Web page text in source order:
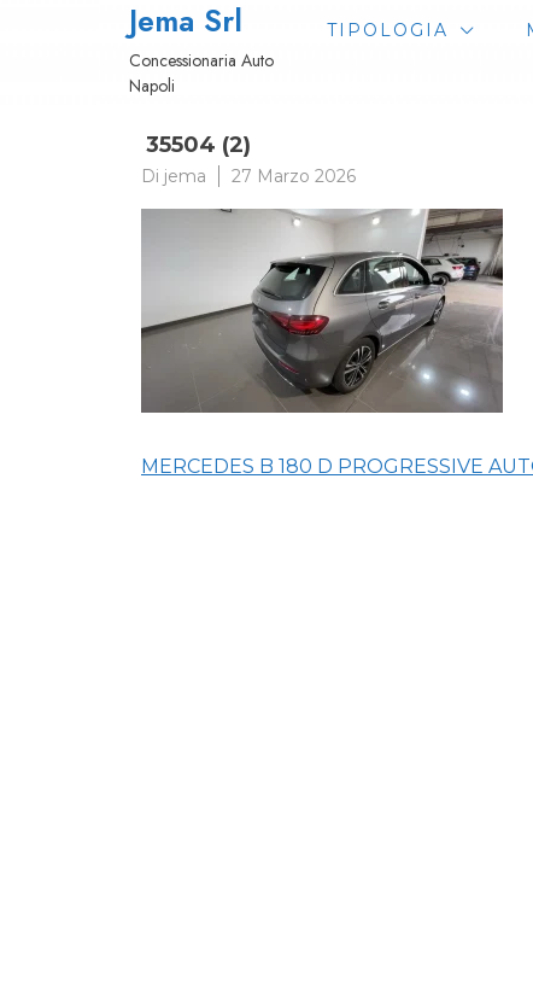
Jema Srl
Concessionaria Auto
Napoli
TIPOLOGIA
35504 (2)
Di jema 27 Marzo 2026
Navigazione
MERCEDES B 180 D PROGRESSIVE